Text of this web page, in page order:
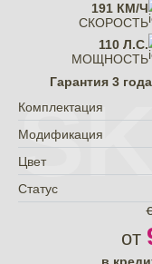
Гарантия 3
Комплектация
Модификация
Цвет
Статус
от
191 КМ/Ч
СКОРОСТЬ
110 Л.С.
МОЩНОСТЬ